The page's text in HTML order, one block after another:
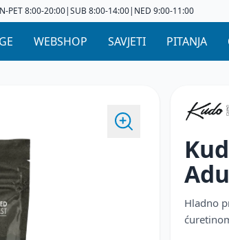
PET 8:00-20:00|SUB 8:00-14:00|NED 9:00-11:00
WEBSHOP SAVJETI PITANJA
Hladno